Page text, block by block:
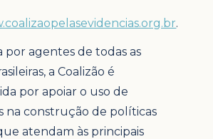
.
por agentes de todas as
a Coalizão é
por apoiar o uso de
na construção de políticas
atendam às principais